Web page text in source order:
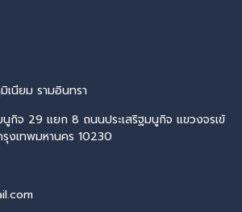
เนียม รามอินทรา
นูกิจ 29 แยก 8 ถนนประเสริฐมนูกิจ แขวงจรเข้
งเทพมหานคร 10230